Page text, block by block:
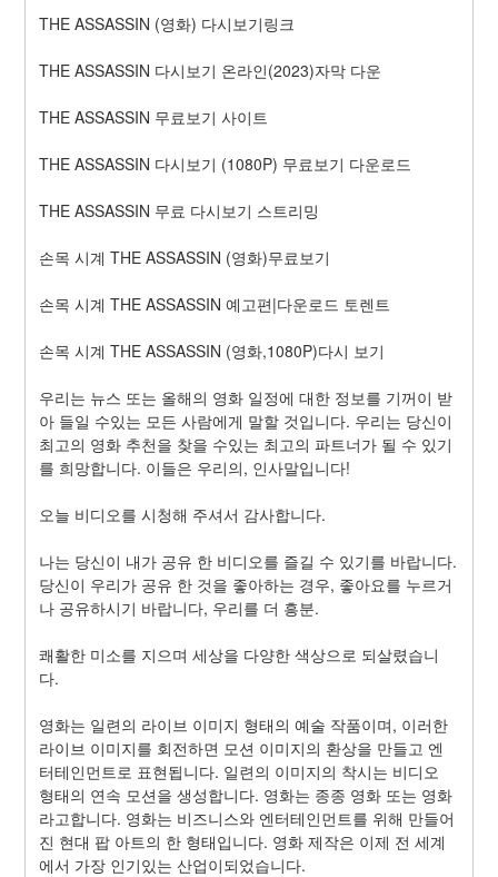
THE ASSASSIN (영화) 다시보기링크
THE ASSASSIN 다시보기 온라인(2023)자막 다운
THE ASSASSIN 무료보기 사이트
THE ASSASSIN 다시보기 (1080P) 무료보기 다운로드
THE ASSASSIN 무료 다시보기 스트리밍
손목 시계 THE ASSASSIN (영화)무료보기
손목 시계 THE ASSASSIN 예고편|다운로드 토렌트
손목 시계 THE ASSASSIN (영화,1080P)다시 보기
우리는 뉴스 또는 올해의 영화 일정에 대한 정보를 기꺼이 받
아 들일 수있는 모든 사람에게 말할 것입니다. 우리는 당신이
최고의 영화 추천을 찾을 수있는 최고의 파트너가 될 수 있기
를 희망합니다. 이들은 우리의, 인사말입니다!
오늘 비디오를 시청해 주셔서 감사합니다.
나는 당신이 내가 공유 한 비디오를 즐길 수 있기를 바랍니다.
당신이 우리가 공유 한 것을 좋아하는 경우, 좋아요를 누르거
나 공유하시기 바랍니다, 우리를 더 흥분.
쾌활한 미소를 지으며 세상을 다양한 색상으로 되살렸습니
다.
영화는 일련의 라이브 이미지 형태의 예술 작품이며, 이러한
라이브 이미지를 회전하면 모션 이미지의 환상을 만들고 엔
터테인먼트로 표현됩니다. 일련의 이미지의 착시는 비디오
형태의 연속 모션을 생성합니다. 영화는 종종 영화 또는 영화
라고합니다. 영화는 비즈니스와 엔터테인먼트를 위해 만들어
진 현대 팝 아트의 한 형태입니다. 영화 제작은 이제 전 세계
에서 가장 인기있는 산업이되었습니다.